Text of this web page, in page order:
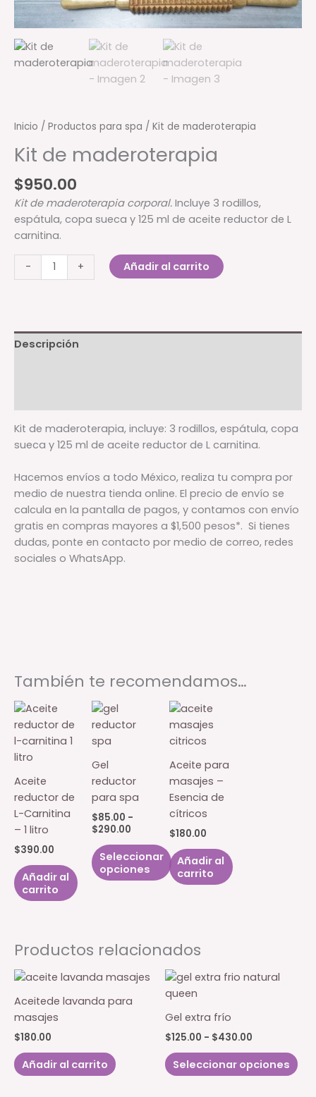
Inicio / Productos para spa / Kit de maderoterapia
Kit de maderoterapia
$950.00
Kit de maderoterapia corporal. Incluye 3 rodillos,
espátula, copa sueca y 125 ml de aceite reductor de L
carnitina.
-
de
+ Añadir al carrito
Descripción
Kit de maderoterapia, incluye: 3 rodillos, espátula, copa
sueca y 125 ml de aceite reductor de L carnitina.
Hacemos envíos a todo México, realiza tu compra por
medio de nuestra tienda online. El precio de envío se
calcula en la pantalla de pagos, y contamos con envío
gratis en compras mayores a $1,500 pesos*. Si tienes
dudas, ponte en contacto por medio de correo, redes
sociales o WhatsApp.
También te recomendamos…
Aceite
reductor de
L-Carnitina
– 1 litro
$390.00
Añadir al
carrito
Gel
reductor
para spa
$85.00 -
$290.00Rango
precios:
desde
$85.00
Seleccionar
opciones
múltiples
variantes.
Las
se
en
la
Aceite para
masajes –
Esencia de
cítricos
$180.00
Añadir al
carrito
Productos relacionados
Aceitede lavanda para
masajes
$180.00
Añadir al carrito
Gel extra frío
$125.00 - $430.00
precios:
desde
Seleccionar opciones